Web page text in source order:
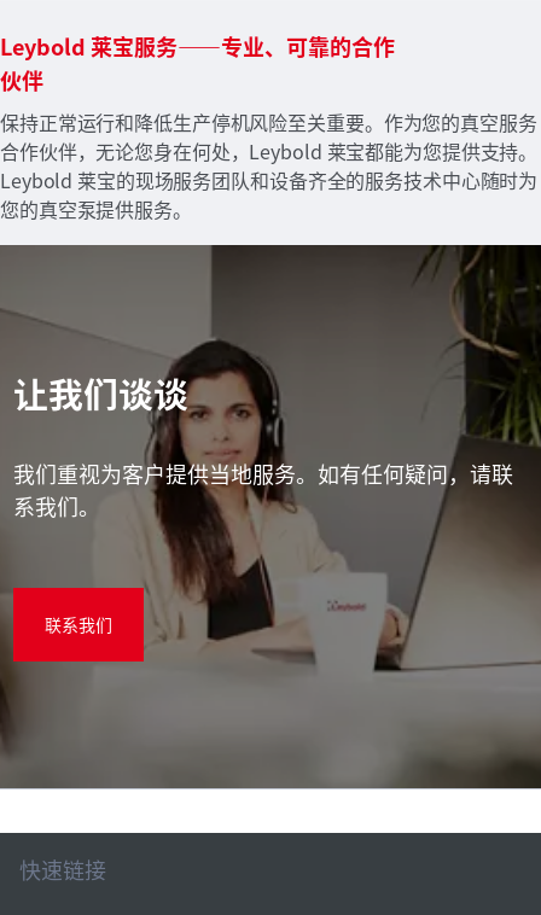
Leybold 莱宝服务——专业、可靠的合作
伙伴
保持正常运行和降低生产停机风险至关重要。作为您的真空服务
合作伙伴，无论您身在何处，Leybold 莱宝都能为您提供支持。
Leybold 莱宝的现场服务团队和设备齐全的服务技术中心随时为
您的真空泵提供服务。
让我们谈谈
我们重视为客户提供当地服务。如有任何疑问，请联
系我们。
联系我们
快速链接